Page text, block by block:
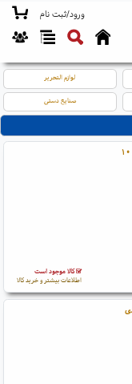
ورود/ثبت نام
لوازم التحریر
صنایع دستی
کالا موجود است
اطلاعات بیشتر و خرید کالا